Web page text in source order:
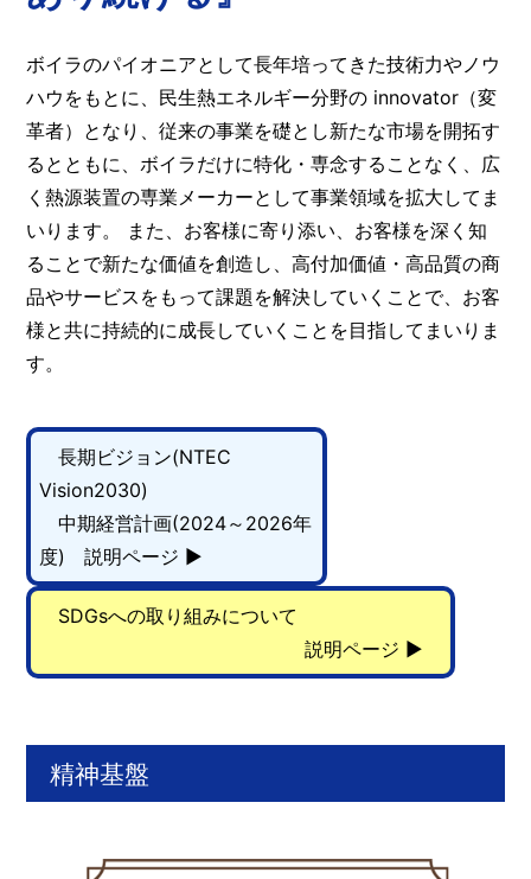
ボイラのパイオニアとして長年培ってきた技術力やノウ
ハウをもとに、民生熱エネルギー分野の innovator（変
革者）となり、従来の事業を礎とし新たな市場を開拓す
るとともに、ボイラだけに特化・専念することなく、広
く熱源装置の専業メーカーとして事業領域を拡大してま
いります。 また、お客様に寄り添い、お客様を深く知
ることで新たな価値を創造し、高付加価値・高品質の商
品やサービスをもって課題を解決していくことで、お客
様と共に持続的に成長していくことを目指してまいりま
す。
長期ビジョン(NTEC
Vision2030)
中期経営計画(2024～2026年
度) 説明ページ ▶
SDGsへの取り組みについて
説明ページ ▶
精神基盤